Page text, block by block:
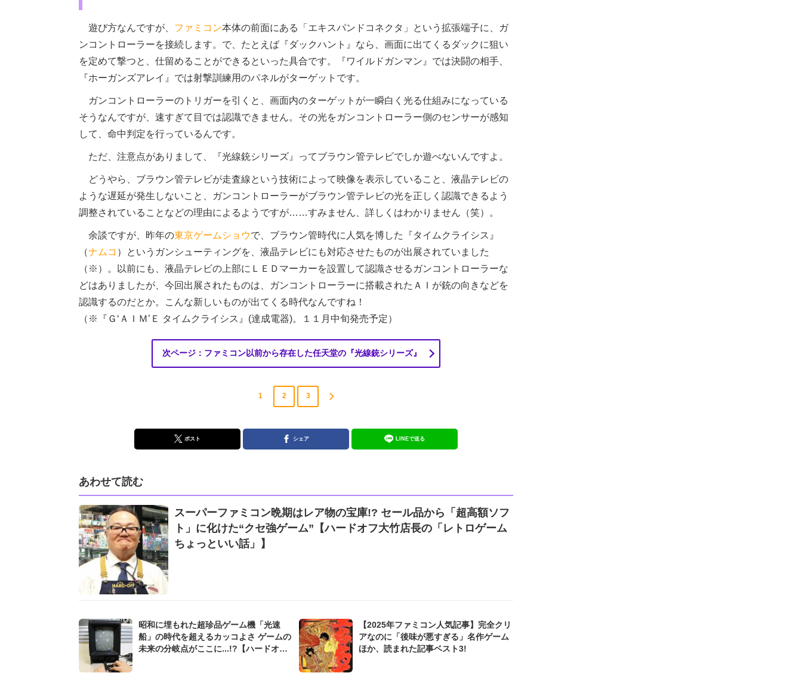
遊び方なんですが、 ファミコン本体の前面にある「エキスパンドコネクタ」という拡張端子に、ガ
ンコントローラーを接続します。で、たとえば『ダックハント』なら、画面に出てくるダックに狙い
を定めて撃つと、仕留めることができるといった具合です。『ワイルドガンマン』では決闘の相手、
『ホーガンズアレイ』では射撃訓練用のパネルがターゲットです。
ガンコントローラーのトリガーを引くと、画面内のターゲットが一瞬白く光る仕組みになっている
そうなんですが、速すぎて目では認識できません。その光をガンコントローラー側のセンサーが感知
して、命中判定を行っているんです。
ただ、注意点がありまして、『光線銃シリーズ』ってブラウン管テレビでしか遊べないんですよ。
どうやら、ブラウン管テレビが走査線という技術によって映像を表示していること、液晶テレビの
ような遅延が発生しないこと、ガンコントローラーがブラウン管テレビの光を正しく認識できるよう
調整されていることなどの理由によるようですが……すみません、詳しくはわかりません（笑）。
余談ですが、昨年の東京ゲームショウで、ブラウン管時代に人気を博した『タイムクライシス』
（ナムコ ）というガンシューティングを、液晶テレビにも対応させたものが出展されていました
（※）。以前にも、液晶テレビの上部にＬＥＤマーカーを設置して認識させるガンコントローラーな
どはありましたが、今回出展されたものは、ガンコントローラーに搭載されたＡＩが銃の向きなどを
認識するのだとか。こんな新しいものが出てくる時代なんですね！
（※『Ｇ‘ＡＩＭ’Ｅ タイムクライシス』(達成電器)。１１月中旬発売予定）
次ページ：ファミコン以前から存在した任天堂の『光線銃シリーズ』
1 2 3
ポスト シェア LINEで送る
あわせて読む
スーパーファミコン晩期はレア物の宝庫!? セール品から「超高額ソフ
ト」に化けた“クセ強ゲーム”【ハードオフ大竹店長の「レトロゲーム
ちょっといい話」】
昭和に埋もれた超珍品ゲーム機「光速
船」の時代を超えるカッコよさ ゲームの
未来の分岐点がここに...!?【ハードオフ
【2025年ファミコン人気記事】完全クリ
アなのに「後味が悪すぎる」名作ゲーム
ほか、読まれた記事ベスト3!